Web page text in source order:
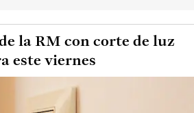
la RM con corte de luz
este viernes